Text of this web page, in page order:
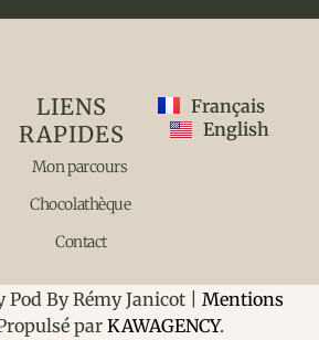
LIENS
RAPIDES
Mon parcours
Chocolathèque
Contact
Français
English
By Rémy Janicot | Mentions
par KAWAGENCY.